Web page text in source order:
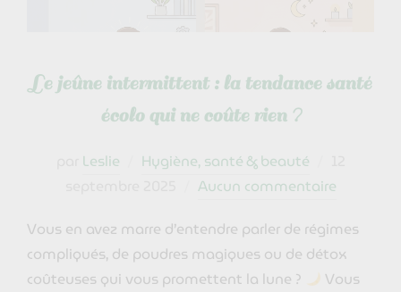
Le jeûne intermittent : la tendance santé
écolo qui ne coûte rien ?
Leslie Hygiène, santé & beauté
le
Aucun commentaire
Vous en avez marre d’entendre parler de régimes
compliqués, de poudres magiques ou de détox
coûteuses qui vous promettent la lune ?
Vous